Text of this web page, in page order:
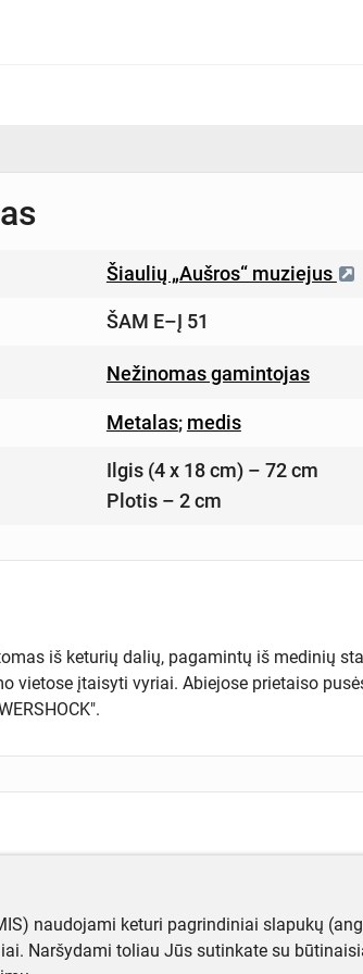
Šiaulių „Aušros“ muziejus
ŠAM E–Į 51
Nežinomas gamintojas
Metalas; medis
Ilgis (4 x 18 cm) – 72 cm
Plotis – 2 cm
iš keturių dalių, pagamintų iš medinių
vietose įtaisyti vyriai. Abiejose prietaiso
naudojami keturi pagrindiniai slapukų
Naršydami toliau Jūs sutinkate su